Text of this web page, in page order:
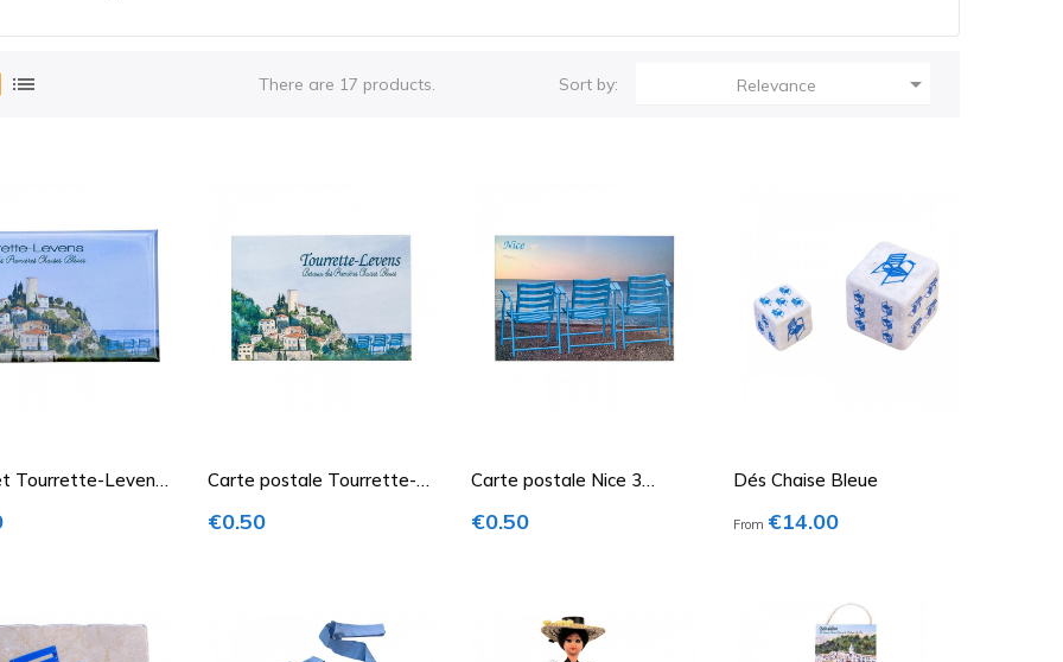
list There are 17 products. Sort by: Relevance 
Tourrette-Levens
Carte postale Tourrette-
Price
€0.50
Carte postale Nice 3
Price
€0.50
Dés Chaise Bleue
From Price
€14.00